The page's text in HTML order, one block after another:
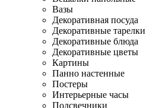
Вазы
Декоративная посуда
Декоративные тарелки
Декоративные блюда
Декоративные цветы
Картины
Панно настенные
Постеры
Интерьерные часы
Подсвечники